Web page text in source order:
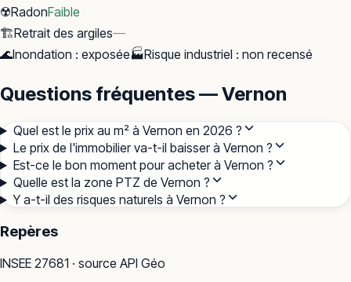
☢️RadonFaible
🏗️Retrait des argiles—
🌊Inondation : exposée🏭Risque industriel : non recensé
Questions fréquentes — Vernon
Quel est le prix au m² à Vernon en 2026 ?
Le prix de l'immobilier va-t-il baisser à Vernon ?
Est-ce le bon moment pour acheter à Vernon ?
Quelle est la zone PTZ de Vernon ?
Y a-t-il des risques naturels à Vernon ?
Repères
INSEE 27681 · source API Géo